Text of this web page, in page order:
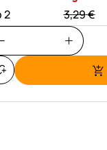
2
statt:
3,29€